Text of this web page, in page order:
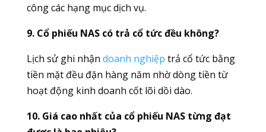
công các hạng mục dịch vụ.
9. Cổ phiếu NAS có trả cổ tức đều không?
Lịch sử ghi nhận doanh nghiệp trả cổ tức bằng
tiền mặt đều đặn hàng năm nhờ dòng tiền từ
hoạt động kinh doanh cốt lõi dồi dào.
10. Giá cao nhất của cổ phiếu NAS từng đạt